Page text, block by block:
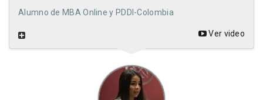
Alumno de MBA Online y PDDI-Colombia
Ver video